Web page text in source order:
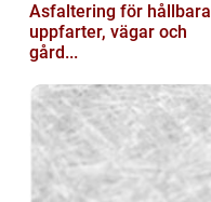
Asfaltering för hållbara
uppfarter, vägar och
gård...